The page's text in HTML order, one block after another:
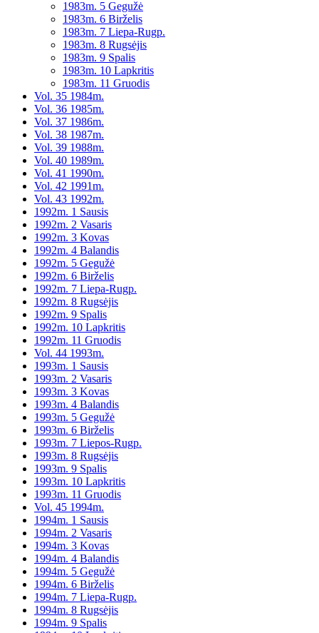
1983m. 5 Gegužė
1983m. 6 Birželis
1983m. 7 Liepa-Rugp.
1983m. 8 Rugsėjis
1983m. 9 Spalis
1983m. 10 Lapkritis
1983m. 11 Gruodis
Vol. 35 1984m.
Vol. 36 1985m.
Vol. 37 1986m.
Vol. 38 1987m.
Vol. 39 1988m.
Vol. 40 1989m.
Vol. 41 1990m.
Vol. 42 1991m.
Vol. 43 1992m.
1992m. 1 Sausis
1992m. 2 Vasaris
1992m. 3 Kovas
1992m. 4 Balandis
1992m. 5 Gegužė
1992m. 6 Birželis
1992m. 7 Liepa-Rugp.
1992m. 8 Rugsėjis
1992m. 9 Spalis
1992m. 10 Lapkritis
1992m. 11 Gruodis
Vol. 44 1993m.
1993m. 1 Sausis
1993m. 2 Vasaris
1993m. 3 Kovas
1993m. 4 Balandis
1993m. 5 Gegužė
1993m. 6 Birželis
1993m. 7 Liepos-Rugp.
1993m. 8 Rugsėjis
1993m. 9 Spalis
1993m. 10 Lapkritis
1993m. 11 Gruodis
Vol. 45 1994m.
1994m. 1 Sausis
1994m. 2 Vasaris
1994m. 3 Kovas
1994m. 4 Balandis
1994m. 5 Gegužė
1994m. 6 Birželis
1994m. 7 Liepa-Rugp.
1994m. 8 Rugsėjis
1994m. 9 Spalis